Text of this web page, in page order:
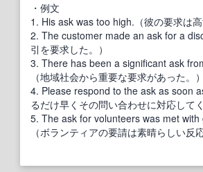
・例文
1. His ask was too high.（彼の要求は高
2. The customer made an ask for a
引を要求した。）
3. There has been a significant ask
（地域社会から重要な要求があった。）
4. Please respond to the ask as soon
るだけ早くその問い合わせに対応して
5. The ask for volunteers was met
（ボランティアの要請は素晴らしい反